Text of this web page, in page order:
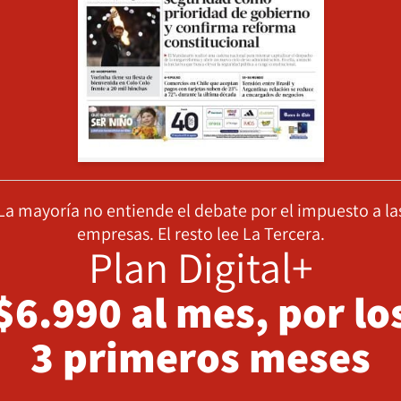
mayoría no entiende el debate por el impuesto a
empresas. El resto lee La Tercera.
Plan Digital+
al mes, por
3 primeros meses